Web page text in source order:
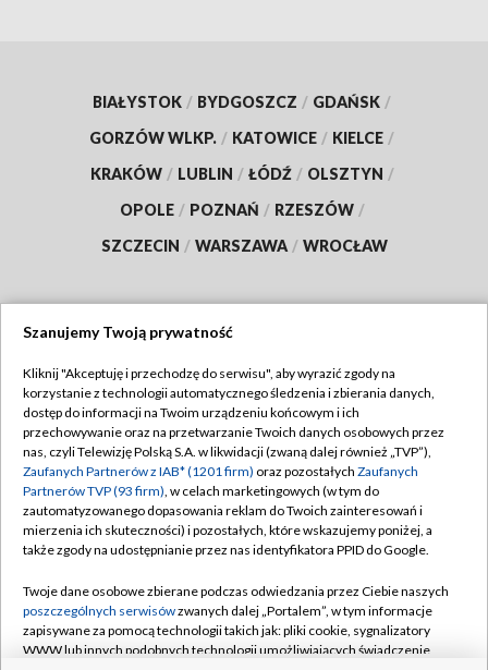
BIAŁYSTOK / BYDGOSZCZ / GDAŃSK /
GORZÓW WLKP. / KATOWICE / KIELCE /
KRAKÓW / LUBLIN / ŁÓDŹ / OLSZTYN /
OPOLE / POZNAŃ / RZESZÓW /
SZCZECIN / WARSZAWA / WROCŁAW
TVP
Abonament TVP
Emisja w TVP
Centrum informacji TVP
Naziemna Telewizja Cyfrowa
Rada Programowa
System NOS
Regulamin TVP
Polityka prywatności
Moje zgody
Pomoc
Kontakt
Szanujemy Twoją prywatność
Kliknij "Akceptuję i przechodzę do serwisu", aby wyrazić zgody na
korzystanie z technologii automatycznego śledzenia i zbierania danych,
dostęp do informacji na Twoim urządzeniu końcowym i ich
przechowywanie oraz na przetwarzanie Twoich danych osobowych przez
nas, czyli Telewizję Polską S.A. w likwidacji (zwaną dalej również „TVP”),
Zaufanych Partnerów z IAB* (1201 firm) oraz pozostałych Zaufanych
Partnerów TVP (93 firm), w celach marketingowych (w tym do
zautomatyzowanego dopasowania reklam do Twoich zainteresowań i
mierzenia ich skuteczności) i pozostałych, które wskazujemy poniżej, a
także zgody na udostępnianie przez nas identyfikatora PPID do Google.
Twoje dane osobowe zbierane podczas odwiedzania przez Ciebie naszych
poszczególnych serwisówzwanych dalej „Portalem”, w tym informacje
zapisywane za pomocą technologii takich jak: pliki cookie, sygnalizatory
WWW lub innych podobnych technologii umożliwiających świadczenie